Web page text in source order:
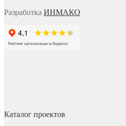
Разработка ИНМАКО
Каталог проектов